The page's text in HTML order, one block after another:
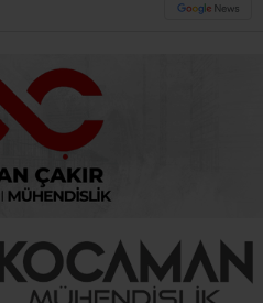
simge isimlerinden biri
içinde yer almış biridir…
görevlerde bulundu…
Çağdaş Yaşamı
başarıyla sürdürüyor…